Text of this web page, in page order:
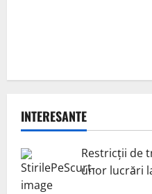
INTERESANTE
Restricții de
unor lucrări